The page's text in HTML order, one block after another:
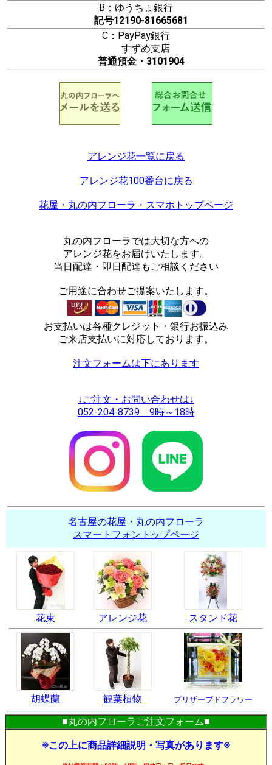
B：ゆうちょ銀行
記号12190-81665681
C：PayPay銀行
すずめ支店
普通預金・3101904
アレンジ花一覧に戻る
アレンジ花100番台に戻る
花屋・丸の内フローラ・スマホトップページ
丸の内フローラでは大切な方への
アレンジ花をお届けいたします。
当日配達・即日配達もご相談ください
ご用途に合わせご提案いたします。
お支払いは各種クレジット・銀行お振込み
ご来店支払いに対応しております。
注文フォームは下にあります
↓ご注文・お問い合わせは↓
052-204-8739 9時～18時
名古屋の花屋・丸の内フローラ
スマートフォントップページ
花束 アレンジ花 スタンド花
胡蝶蘭 観葉植物 プリザーブドフラワー
■丸の内フローラご注文フォーム■
※この上に商品詳細説明・写真があります※